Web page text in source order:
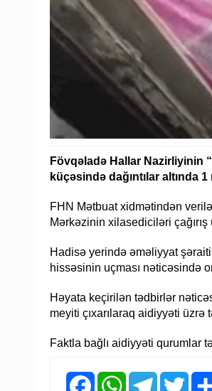
Fövqəladə Hallar Nazirliyinin
küçəsində dağıntılar altında
FHN Mətbuat xidmətindən
Mərkəzinin xilasediciləri
Hadisə yerində əməliyyat
hissəsinin uçması nəticəsində
Həyata keçirilən tədbirlər
meyiti çıxarılaraq aidiyyəti üzrə
Faktla bağlı aidiyyəti qurumlar
FacebookWhatsAppTelegram